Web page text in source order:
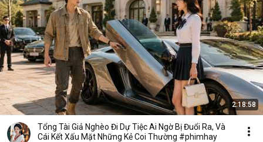
2:18:58
Tổng Tài Giả Nghèo Đi Dự Tiệc Ai Ngờ Bị Đuổi Ra, Và
Cái Kết Xấu Mặt Những Kẻ Coi Thường #phimhay